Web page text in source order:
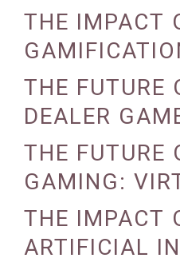
CASINO
THE IMPACT
THE FUTURE
DEALER
CASINOS
THE FUTURE
GAMING:
REALITY AND
REALITY
THE IMPACT
ARTIFICIAL